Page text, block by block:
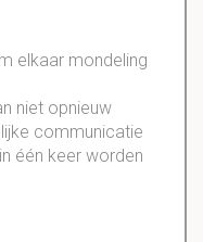
elkaar mondeling
niet opnieuw
communicatie
één keer worden